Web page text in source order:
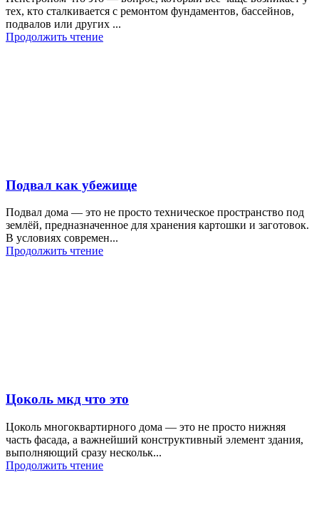
тех, кто сталкивается с ремонтом фундаментов, бассейнов,
подвалов или других ...
Продолжить чтение
Подвал как убежище
Подвал дома — это не просто техническое пространство под
землёй, предназначенное для хранения картошки и заготовок.
В условиях современ...
Продолжить чтение
Цоколь мкд что это
Цоколь многоквартирного дома — это не просто нижняя
часть фасада, а важнейший конструктивный элемент здания,
выполняющий сразу нескольк...
Продолжить чтение